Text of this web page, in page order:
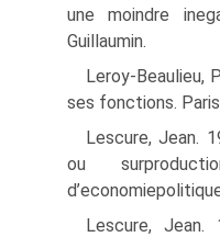
une moindre
Guillaumin.
Leroy-Beaulieu,
ses fonctions.
Lescure, Jean.
ou
Lescure, Jean.